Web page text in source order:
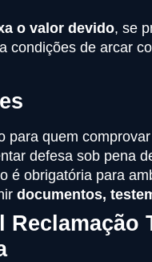
o valor devido, se
condições de arcar
para quem
defesa sob pena
é obrigatória para
documentos,